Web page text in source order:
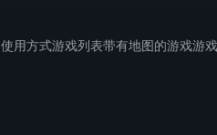
使用方式游戏列表带有地图的游戏游